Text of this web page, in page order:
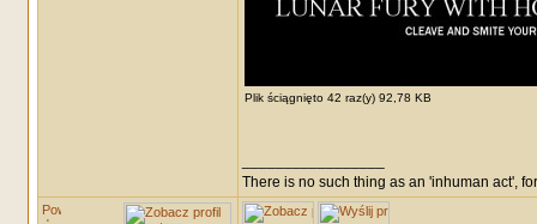
Plik ściągnięto 42 raz(y) 92,78 KB
There is no such thing as an 'inhuman act',